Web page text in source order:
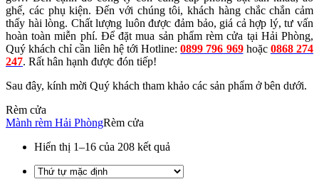
ghế, các phụ kiện. Đến với chúng tôi, khách hàng chắc chắn cảm
thấy hài lòng. Chất lượng luôn được đảm bảo, giá cả hợp lý, tư vấn
hoàn toàn miễn phí. Để đặt mua sản phẩm rèm cửa tại Hải Phòng,
Quý khách chỉ cần liên hệ tới Hotline:0899 796 969hoặc 0868 274
247. Rất hân hạnh được đón tiếp!
Sau đây, kính mời Quý khách tham khảo các sản phẩm ở bên dưới.
Rèm cửa
Mành rèm Hải PhòngRèm cửa
Hiển thị 1–16 của 208 kết quả